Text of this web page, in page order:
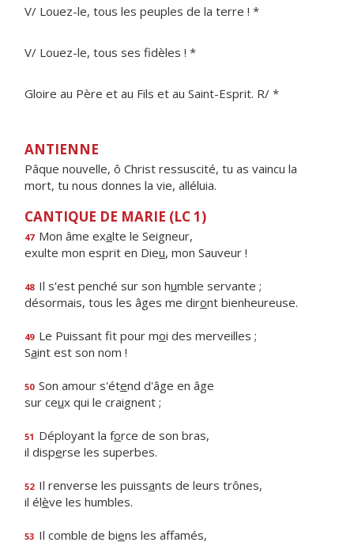
V/ Louez-le, tous les peuples de la terre ! *
V/ Louez-le, tous ses fidèles ! *
Gloire au Père et au Fils et au Saint-Esprit. R/ *
ANTIENNE
Pâque nouvelle, ô Christ ressuscité, tu as vaincu la
mort, tu nous donnes la vie, alléluia.
CANTIQUE DE MARIE (LC 1)
47 Mon âme exalte le Seigneur,
exulte mon esprit en Dieu, mon Sauveur !
48 Il s'est penché sur son humble servante ;
désormais, tous les âges me diront bienheureuse.
49 Le Puissant fit pour moi des merveilles ;
Saint est son nom !
50 Son amour s'étend d'âge en âge
sur ceux qui le craignent ;
51 Déployant la force de son bras,
il disperse les superbes.
52 Il renverse les puissants de leurs trônes,
il élève les humbles.
53 Il comble de biens les affamés,